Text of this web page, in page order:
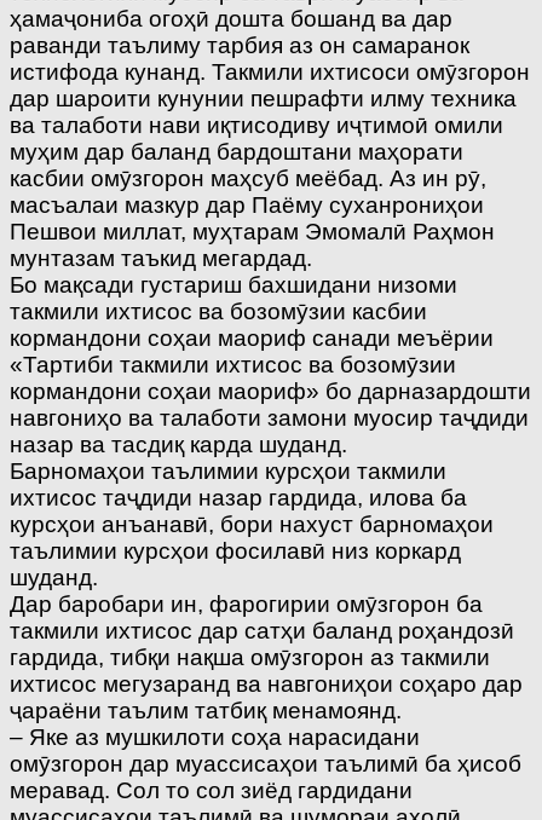
ҳамаҷониба огоҳӣ дошта бошанд ва дар
раванди таълиму тарбия аз он самаранок
истифода кунанд. Такмили ихтисоси омӯзгорон
дар шароити кунунии пешрафти илму техника
ва талаботи нави иқтисодиву иҷтимоӣ омили
муҳим дар баланд бардоштани маҳорати
касбии омӯзгорон маҳсуб меёбад. Аз ин рӯ,
масъалаи мазкур дар Паёму суханрониҳои
Пешвои миллат, муҳтарам Эмомалӣ Раҳмон
мунтазам таъкид мегардад.
Бо мақсади густариш бахшидани низоми
такмили ихтисос ва бозомӯзии касбии
кормандони соҳаи маориф санади меъёрии
«Тартиби такмили ихтисос ва бозомӯзии
кормандони соҳаи маориф» бо дарназардошти
навгониҳо ва талаботи замони муосир таҷдиди
назар ва тасдиқ карда шуданд.
Барномаҳои таълимии курсҳои такмили
ихтисос таҷдиди назар гардида, илова ба
курсҳои анъанавӣ, бори нахуст барномаҳои
таълимии курсҳои фосилавӣ низ коркард
шуданд.
Дар баробари ин, фарогирии омӯзгорон ба
такмили ихтисос дар сатҳи баланд роҳандозӣ
гардида, тибқи нақша омӯзгорон аз такмили
ихтисос мегузаранд ва навгониҳои соҳаро дар
ҷараёни таълим татбиқ менамоянд.
– Яке аз мушкилоти соҳа нарасидани
омӯзгорон дар муассисаҳои таълимӣ ба ҳисоб
меравад. Сол то сол зиёд гардидани